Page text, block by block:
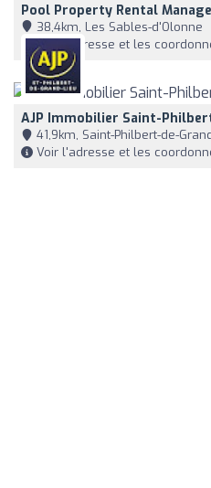
Pool Property Rental
38,4km, Les Sables-d'Olonne
Voir l'adresse et les
AJP Immobilier Saint-
41,9km, Saint-Philbert-de-
Voir l'adresse et les